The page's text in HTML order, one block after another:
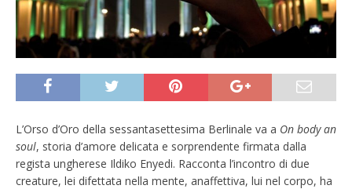
L’Orso d’Oro della sessantasettesima Berlinale va a On body an
soul, storia d’amore delicata e sorprendente firmata dalla
regista ungherese Ildiko Enyedi. Racconta l’incontro di due
creature, lei difettata nella mente, anaffettiva, lui nel corpo, ha